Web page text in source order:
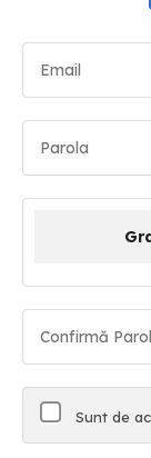
Sunt de